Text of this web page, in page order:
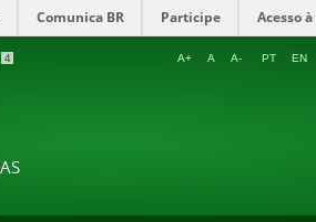
Comunica BR Participe Acesso
4 A+ A A- PT EN